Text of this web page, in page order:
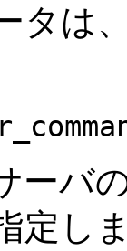
タは
ーバ
定し